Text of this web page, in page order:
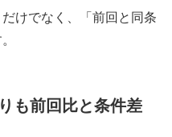
けでなく、「前回と同条
も前回比と条件差